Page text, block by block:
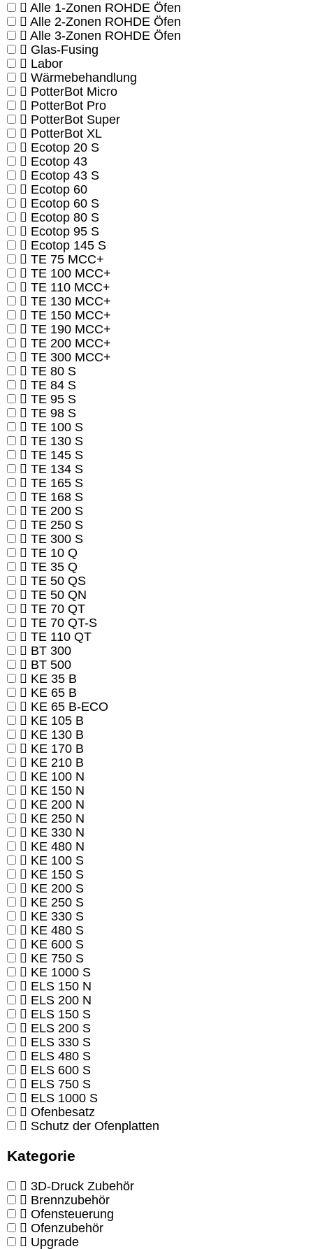
Alle 1-Zonen ROHDE Öfen
Alle 2-Zonen ROHDE Öfen
Alle 3-Zonen ROHDE Öfen
Glas-Fusing
Labor
Wärmebehandlung
PotterBot Micro
PotterBot Pro
PotterBot Super
PotterBot XL
Ecotop 20 S
Ecotop 43
Ecotop 43 S
Ecotop 60
Ecotop 60 S
Ecotop 80 S
Ecotop 95 S
Ecotop 145 S
TE 75 MCC+
TE 100 MCC+
TE 110 MCC+
TE 130 MCC+
TE 150 MCC+
TE 190 MCC+
TE 200 MCC+
TE 300 MCC+
TE 80 S
TE 84 S
TE 95 S
TE 98 S
TE 100 S
TE 130 S
TE 145 S
TE 134 S
TE 165 S
TE 168 S
TE 200 S
TE 250 S
TE 300 S
TE 10 Q
TE 35 Q
TE 50 QS
TE 50 QN
TE 70 QT
TE 70 QT-S
TE 110 QT
BT 300
BT 500
KE 35 B
KE 65 B
KE 65 B-ECO
KE 105 B
KE 130 B
KE 170 B
KE 210 B
KE 100 N
KE 150 N
KE 200 N
KE 250 N
KE 330 N
KE 480 N
KE 100 S
KE 150 S
KE 200 S
KE 250 S
KE 330 S
KE 480 S
KE 600 S
KE 750 S
KE 1000 S
ELS 150 N
ELS 200 N
ELS 150 S
ELS 200 S
ELS 330 S
ELS 480 S
ELS 600 S
ELS 750 S
ELS 1000 S
Ofenbesatz
Schutz der Ofenplatten
Kategorie
3D-Druck Zubehör
Brennzubehör
Ofensteuerung
Ofenzubehör
Upgrade